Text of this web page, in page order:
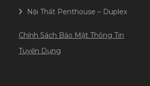
Nội Thất Penthouse – Duplex
Chính Sách Bảo Mật Thông Tin
Tuyển Dụng